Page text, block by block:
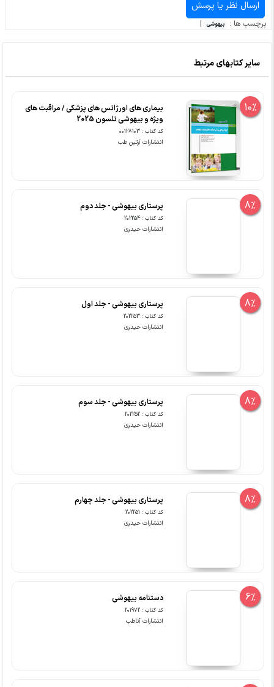
برچسب ها : بیهوشی |
سایر کتابهای مرتبط
10%
بیماری های اورژانس های پزشکی / مراقبت های
ویژه و بیهوشی نلسون 2025
کد کتاب : 00128103
انتشارات آرتین طب
8% پرستاری بیهوشی - جلد دوم
کد کتاب : 202254
انتشارات حیدری
8% پرستاری بیهوشی - جلد اول
کد کتاب : 202253
انتشارات حیدری
8% پرستاری بیهوشی - جلد سوم
کد کتاب : 202252
انتشارات حیدری
8% پرستاری بیهوشی - جلد چهارم
کد کتاب : 202251
انتشارات حیدری
6% دستنامه بیهوشی
کد کتاب : 201972
انتشارات آناطب